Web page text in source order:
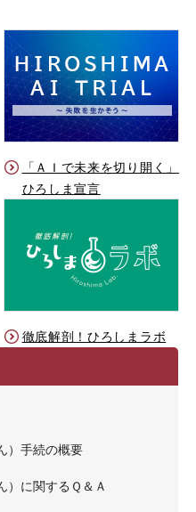
「ＡＩで未来を切り開く」
ひろしま宣言
徹底解剖！ひろしまラボ
）手続の概要
）に関するＱ＆Ａ